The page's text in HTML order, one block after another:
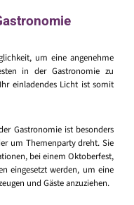
um eine angenehme
in der Gastronomie zu
einladendes Licht ist somit
Gastronomie ist besonders
um Themenparty dreht. Sie
bei einem Oktoberfest,
eingesetzt werden, um eine
und Gäste anzuziehen.